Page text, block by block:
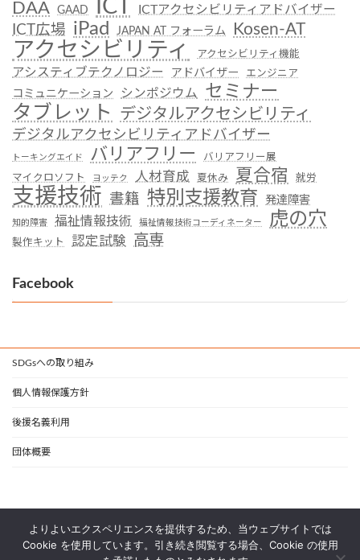
DAA GAAD ICT ICTアクセシビリティアドバイザー
ICT広場 iPad JAPAN AT フォーラム Kosen-AT
アクセシビリティ アクセシビリティ機能
アシスティブテクノロジー アドバイザー エンジニア
コミュニケーション シンポジウム セミナー
タブレット デジタルアクセシビリティ
デジタルアクセシビリティアドバイザー
トーキングエイド バリアフリー バリアフリー展
マイクロソフト ヨッテク 人材育成 夏休み 夏合宿 就労
支援技術 書籍 特別支援教育 発達障害
知的障害 福祉情報技術 福祉情報技術コーディネーター 虎の穴
製作キット 認定試験 高専
Facebook
SDGsへの取り組み
個人情報保護方針
後援名義利用
団体概要
よりよいエクスペリエンスを提供するため、当ウェブサイトでは
Cookie を使用しています。引き続き閲覧する場合、Cookie の使用